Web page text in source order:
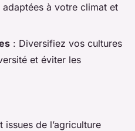
à votre climat et
: Diversifiez vos cultures
et éviter les
issues de l’agriculture